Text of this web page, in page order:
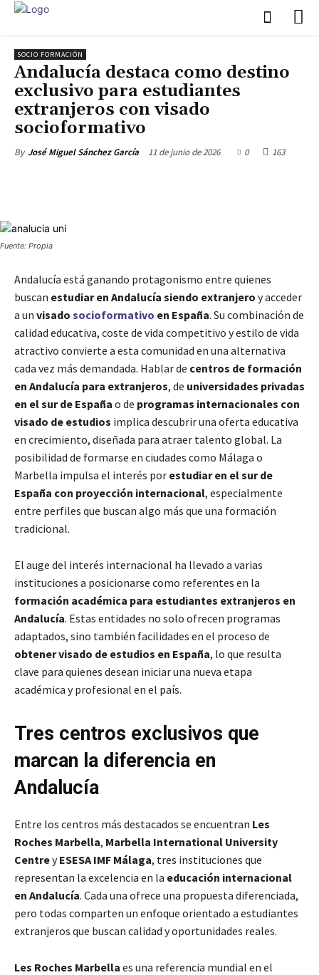
SOCIO FORMACIÓN
Andalucía destaca como destino
exclusivo para estudiantes
extranjeros con visado
socioformativo
By José Miguel Sánchez García 11 de junio de 2026 0 163
Fuente: Propia
Andalucía está ganando protagonismo entre quienes
buscan estudiar en Andalucía siendo extranjero y acceder
a un visado socioformativo en España. Su combinación de
calidad educativa, coste de vida competitivo y estilo de vida
atractivo convierte a esta comunidad en una alternativa
cada vez más demandada. Hablar de centros de formación
en Andalucía para extranjeros, de universidades privadas
en el sur de España o de programas internacionales con
visado de estudios implica descubrir una oferta educativa
en crecimiento, diseñada para atraer talento global. La
posibilidad de formarse en ciudades como Málaga o
Marbella impulsa el interés por estudiar en el sur de
España con proyección internacional, especialmente
entre perfiles que buscan algo más que una formación
tradicional.
El auge del interés internacional ha llevado a varias
instituciones a posicionarse como referentes en la
formación académica para estudiantes extranjeros en
Andalucía. Estas entidades no solo ofrecen programas
adaptados, sino también facilidades en el proceso de
obtener visado de estudios en España, lo que resulta
clave para quienes desean iniciar una nueva etapa
académica y profesional en el país.
Tres centros exclusivos que
marcan la diferencia en
Andalucía
Entre los centros más destacados se encuentran Les
Roches Marbella, Marbella International University
CentreyESESA IMF Málaga, tres instituciones que
representan la excelencia en la educación internacional
en Andalucía. Cada una ofrece una propuesta diferenciada,
pero todas comparten un enfoque orientado a estudiantes
extranjeros que buscan calidad y oportunidades reales.
Les Roches Marbella es una referencia mundial en el